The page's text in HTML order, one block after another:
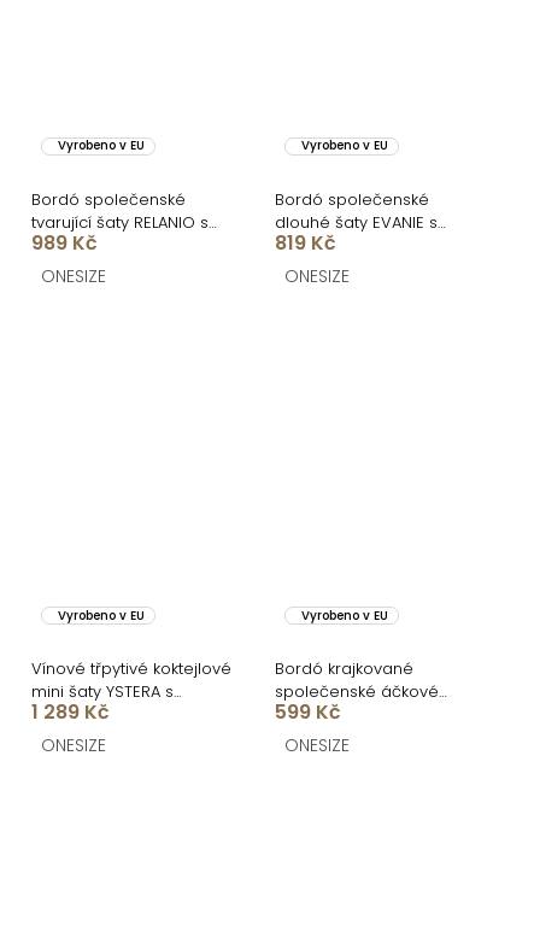
Vyrobeno v EU
Bordó společenské
tvarující šaty RELANIO s
průstřihy
989 Kč
ONESIZE
Vyrobeno v EU
Bordó společenské
dlouhé šaty EVANIE s
průstřihy
819 Kč
ONESIZE
Vyrobeno v EU
Vínové třpytivé koktejlové
mini šaty YSTERA s
výstřihem
1 289 Kč
ONESIZE
Vyrobeno v EU
Bordó krajkované
společenské áčkové
mini šaty NUVIMA
599 Kč
ONESIZE